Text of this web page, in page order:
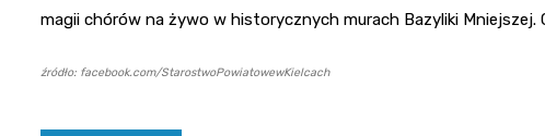
magii chórów na żywo w historycznych murach Bazyliki Mniejszej.
źródło: facebook.com/StarostwoPowiatowewKielcach